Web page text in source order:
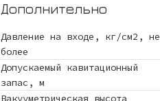
Дополнительно
Давление на входе, кг/см2, не
более
Допускаемый кавитационный
запас, м
Вакууметрическая высота